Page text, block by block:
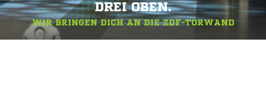
DREI OBEN.
WIR BRINGEN DICH AN DIE ZDF-TORWAND